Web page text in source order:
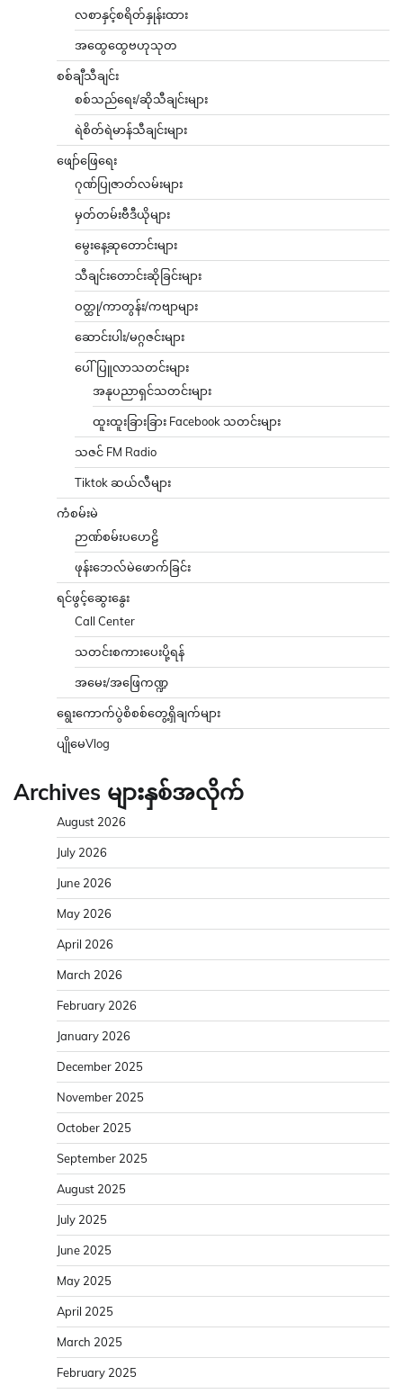
လစာနှင့်စရိတ်နှုန်းထား
အထွေထွေဗဟုသုတ
စစ်ချီသီချင်း
စစ်သည်ရေး/ဆိုသီချင်းများ
ရဲစိတ်ရဲမာန်သီချင်းများ
ဖျော်ဖြေရေး
ဂုဏ်ပြုဇာတ်လမ်းများ
မှတ်တမ်းဗီဒီယိုများ
မွေးနေ့ဆုတောင်းများ
သီချင်းတောင်းဆိုခြင်းများ
ဝတ္ထု/ကာတွန်း/ကဗျာများ
ဆောင်းပါး/မဂ္ဂဇင်းများ
ပေါ်ပြူလာသတင်းများ
အနုပညာရှင်သတင်းများ
ထူးထူးခြားခြား Facebook သတင်းများ
သဇင် FM Radio
Tiktok ဆယ်လီများ
ကံစမ်းမဲ
ဉာဏ်စမ်းပဟေဠိ
ဖုန်းဘေလ်မဲဖောက်ခြင်း
ရင်ဖွင့်ဆွေးနွေး
Call Center
သတင်းစကားပေးပို့ရန်
အမေး/အဖြေကဏ္ဍ
ရွေးကောက်ပွဲစိစစ်တွေ့ရှိချက်များ
ပျိုမေVlog
Archives များနှစ်အလိုက်
August 2026
July 2026
June 2026
May 2026
April 2026
March 2026
February 2026
January 2026
December 2025
November 2025
October 2025
September 2025
August 2025
July 2025
June 2025
May 2025
April 2025
March 2025
February 2025